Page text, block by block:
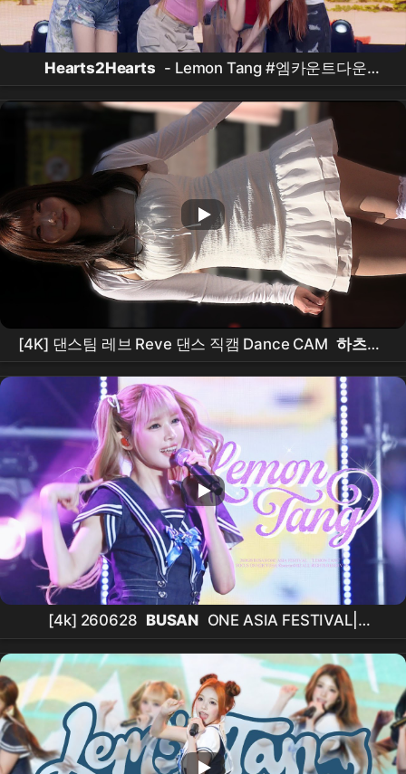
Hearts2Hearts - Lemon Tang #엠카운트다운
EP.936 | Mnet 260709 방송
[4K] 댄스팀 레브 Reve 댄스 직캠 Dance CAM 하츠투
하츠
Hearts2Hearts RUDE! 홍대버스킹 hongdae
busking 260516
[4k] 260628 BUSAN ONE ASIA FESTIVAL|
Hearts2Hearts YUHA 'LEMON TANG' 직캠( H2H
YUHA Focus)